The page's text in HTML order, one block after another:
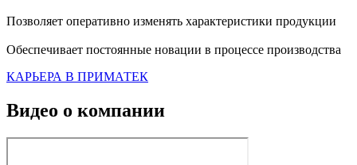
Позволяет оперативно изменять характеристики продукции
Обеспечивает постоянные новации в процессе производства
КАРЬЕРА В ПРИМАТЕК
Видео о компании